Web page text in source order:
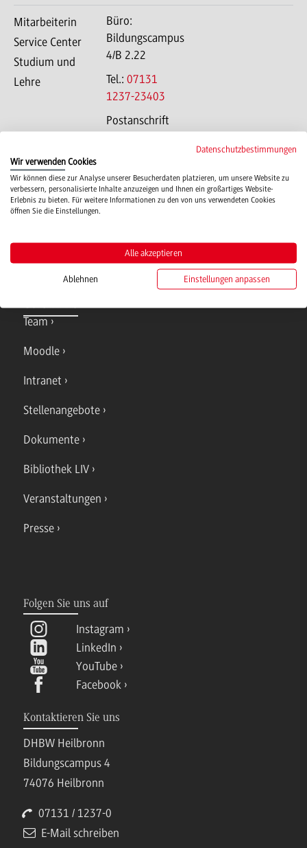
Mitarbeiterin
Service Center
Studium und
Lehre
Büro:
Bildungscampus
4/B 2.22
Tel.: 07131
1237-23403
Postanschrift
74076
Heilbronn
Quicklinks
Team
Moodle
Intranet
Stellenangebote
Dokumente
Bibliothek LIV
Veranstaltungen
Presse
Folgen Sie uns auf
Instagram
LinkedIn
YouTube
Facebook
Kontaktieren Sie uns
DHBW Heilbronn
Bildungscampus 4
74076 Heilbronn
07131 / 1237-0
E-Mail schreiben
Datenschutzbestimmungen
Wir verwenden Cookies
Wir können diese zur Analyse unserer Besucherdaten platzieren, um unsere Website zu
verbessern, personalisierte Inhalte anzuzeigen und Ihnen ein großartiges Website-
Erlebnis zu bieten. Für weitere Informationen zu den von uns verwendeten Cookies
öffnen Sie die Einstellungen.
Alle akzeptieren
Ablehnen Einstellungen anpassen